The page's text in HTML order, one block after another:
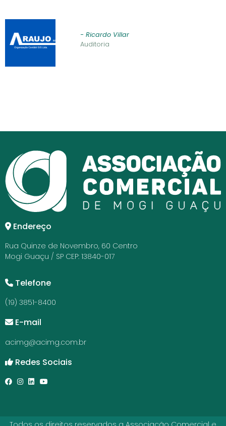
- Ricardo Villar
Auditoria
Endereço
Rua Quinze de Novembro, 60 Centro
Mogi Guaçu / SP CEP: 13840-017
Telefone
(19) 3851-8400
E-mail
acimg@acimg.com.br
Redes Sociais